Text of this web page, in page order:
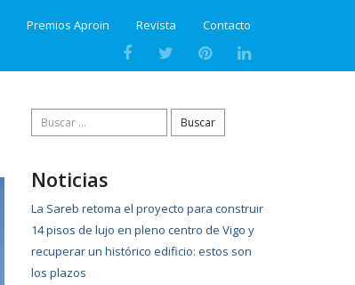
Premios Aproin Revista Contacto
Buscar:
Noticias
La Sareb retoma el proyecto para construir
14 pisos de lujo en pleno centro de Vigo y
recuperar un histórico edificio: estos son
los plazos